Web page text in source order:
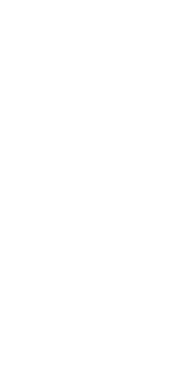
材质、流量、喷雾角
元到几十元不等。